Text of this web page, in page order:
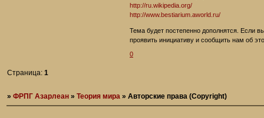
http://ru.wikipedia.org/
http://www.bestiarium.aworld.ru/
Тема будет постепенно дополнятся. Если
проявить инициативу и сообщить нам об
0
Страница:1
»ФРПГ Азарлеан »Теория мира »Авторские права (Copyright)